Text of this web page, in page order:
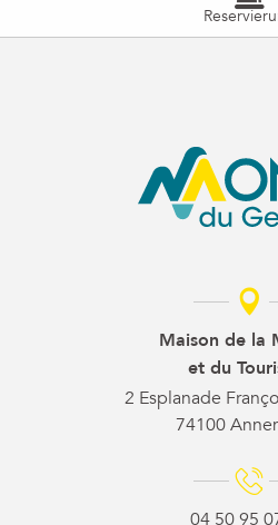
Maison de la
et du
2 Esplanade
74100
04 50 95